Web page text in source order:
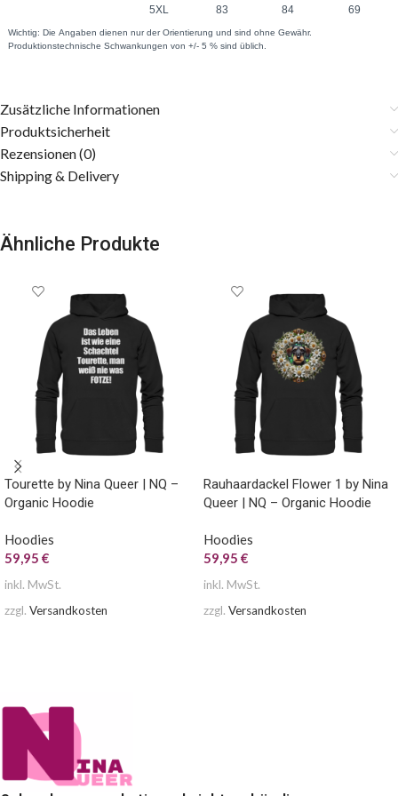
Zusätzliche Informationen
Produktsicherheit
Rezensionen (0)
Shipping & Delivery
Ähnliche Produkte
Tourette by Nina Queer | NQ –
Organic Hoodie
Hoodies
59,95 €
inkl. MwSt.
zzgl. Versandkosten
Rauhaardackel Flower 1 by Nina
Queer | NQ – Organic Hoodie
Hoodies
59,95 €
inkl. MwSt.
zzgl. Versandkosten